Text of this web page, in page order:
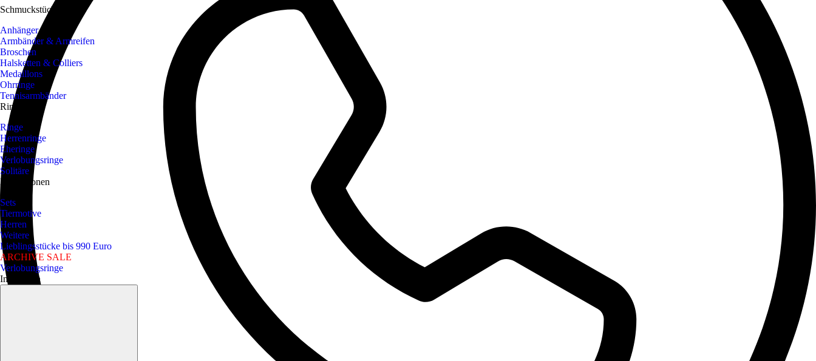
Schmuckstücke
Anhänger
Armbänder & Armreifen
Broschen
Halsketten & Colliers
Medaillons
Ohrringe
Tennisarmbänder
Ringe
Ringe
Herrenringe
Eheringe
Verlobungsringe
Solitäre
Kollektionen
Sets
Tiermotive
Herren
Weitere
Lieblingsstücke bis 990 Euro
ARCHIVE SALE
Verlobungsringe
Inspiration